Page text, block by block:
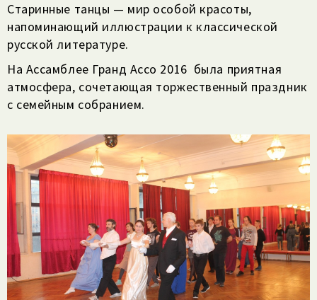
Старинные танцы — мир особой красоты,
напоминающий иллюстрации к классической
русской литературе.
На Ассамблее Гранд Ассо 2016 была приятная
атмосфера, сочетающая торжественный праздник
с семейным собранием.